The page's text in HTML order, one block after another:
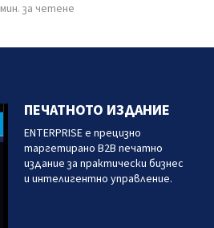
за четене
ПЕЧАТНОТО ИЗДАНИЕ
ENTERPRISE е прецизно
таргетирано B2B печатно
издание за практически бизнес
и интелигентно управление.